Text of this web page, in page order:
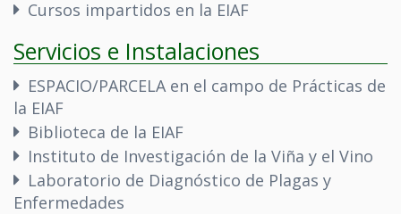
Cursos impartidos en la EIAF
Servicios e Instalaciones
ESPACIO/PARCELA en el campo de Prácticas de
la EIAF
Biblioteca de la EIAF
Instituto de Investigación de la Viña y el Vino
Laboratorio de Diagnóstico de Plagas y
Enfermedades